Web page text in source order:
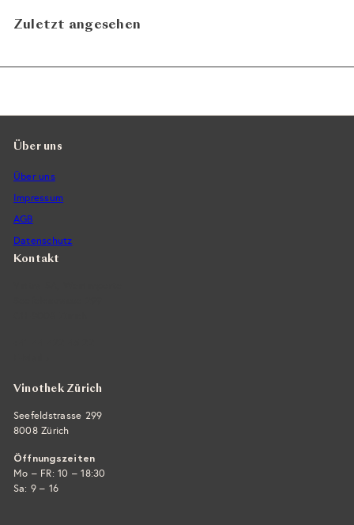
Zuletzt angesehen
Über uns
Über uns
Impressum
AGB
Datenschutz
Kontakt
Vinothek Zürich
Seefeldstrasse 299
8008 Zürich
Öffnungszeiten
Mo – FR: 10 – 18:30
Sa: 9 – 16